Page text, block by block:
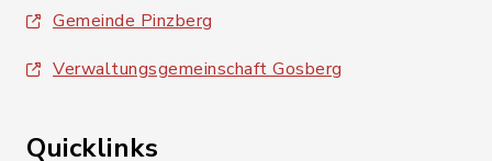
Gemeinde Pinzberg
Verwaltungsgemeinschaft Gosberg
Quicklinks